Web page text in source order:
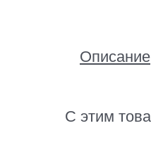
Описание
С этим